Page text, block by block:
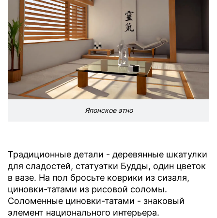
Японское этно
Традиционные детали - деревянные шкатулки
для сладостей, статуэтки Будды, один цветок
в вазе. На пол бросьте коврики из сизаля,
циновки-татами из рисовой соломы.
Соломенные циновки-татами - знаковый
элемент национального интерьера.